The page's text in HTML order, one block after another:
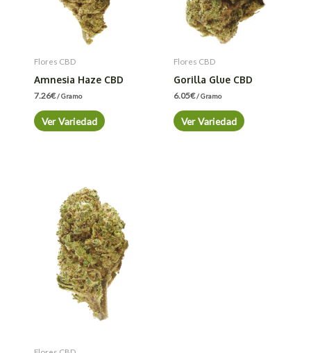
Flores CBD
Amnesia Haze CBD
7.26€/ Gramo
Ver Variedad
Flores CBD
Gorilla Glue CBD
6.05€/ Gramo
Ver Variedad